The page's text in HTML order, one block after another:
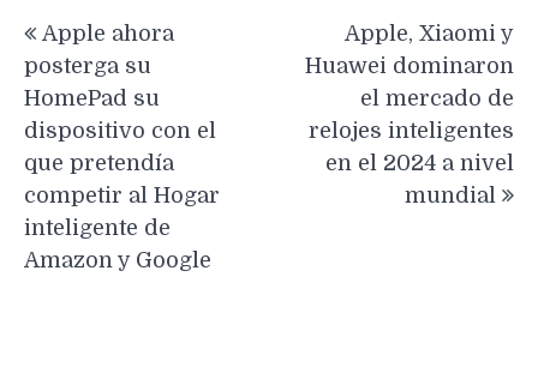
entradas
Apple ahora
posterga su
HomePad su
dispositivo con el
que pretendía
competir al Hogar
inteligente de
Amazon y Google
Apple, Xiaomi y
Huawei dominaron
el mercado de
relojes inteligentes
en el 2024 a nivel
mundial